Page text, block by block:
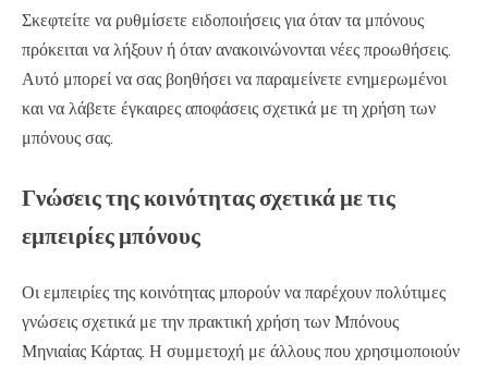
Σκεφτείτε να ρυθμίσετε ειδοποιήσεις για όταν τα μπόνους
πρόκειται να λήξουν ή όταν ανακοινώνονται νέες προωθήσεις.
Αυτό μπορεί να σας βοηθήσει να παραμείνετε ενημερωμένοι
και να λάβετε έγκαιρες αποφάσεις σχετικά με τη χρήση των
μπόνους σας.
Γνώσεις της κοινότητας σχετικά με τις
εμπειρίες μπόνους
Οι εμπειρίες της κοινότητας μπορούν να παρέχουν πολύτιμες
γνώσεις σχετικά με την πρακτική χρήση των Μπόνους
Μηνιαίας Κάρτας. Η συμμετοχή με άλλους που χρησιμοποιούν